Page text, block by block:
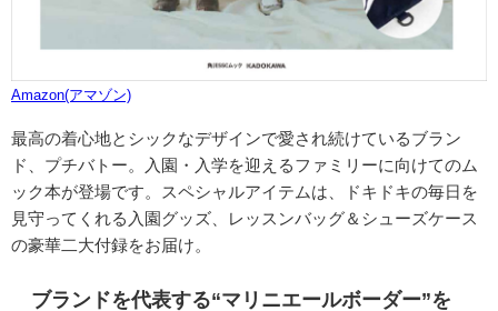
Amazon(アマゾン)
最高の着心地とシックなデザインで愛され続けているブラン
ド、プチバトー。入園・入学を迎えるファミリーに向けてのム
ック本が登場です。スペシャルアイテムは、ドキドキの毎日を
見守ってくれる入園グッズ、レッスンバッグ＆シューズケース
の豪華二大付録をお届け。
ブランドを代表する“マリニエールボーダー”を